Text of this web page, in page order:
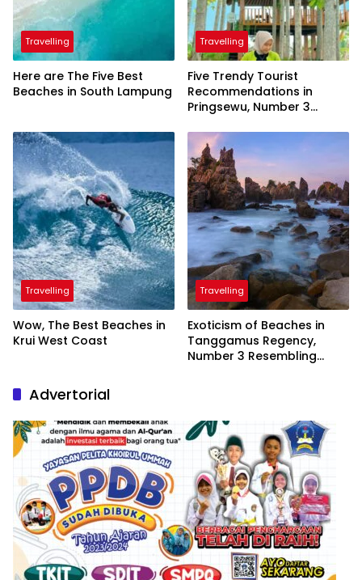
Travelling
Here are The Five Best
Beaches in South Lampung
Travelling
Five Trendy Tourist
Recommendations in
Pringsewu, Number 3
President
Travelling
Wow, The Best Beaches in
Krui West Coast
Travelling
Exoticism of Beaches in
Tanggamus Regency,
Number 3 Resembling
Advertorial